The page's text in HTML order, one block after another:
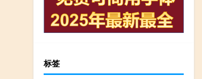
标签